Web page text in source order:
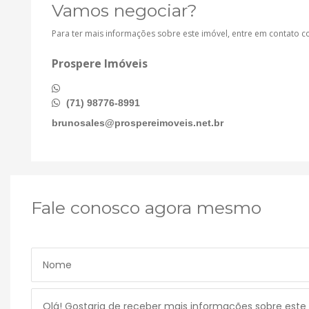
Vamos negociar?
Para ter mais informações sobre este imóvel, entre em contato
Prospere Imóveis
(71) 98776-8991
brunosales@prospereimoveis.net.br
Fale conosco agora mesmo